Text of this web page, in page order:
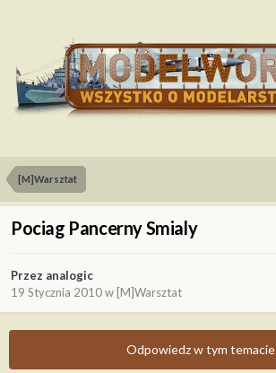
[M]Warsztat
Pociag Pancerny Smialy
Przez analogic
19 Stycznia 2010w [M]Warsztat
Odpowiedz w tym temacie